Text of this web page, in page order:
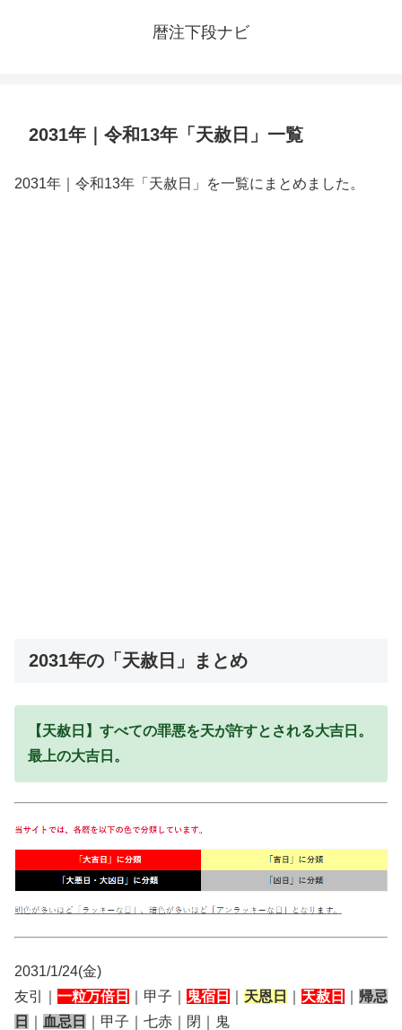
暦注下段ナビ
2031年｜令和13年「天赦日」一覧
2031年｜令和13年「天赦日」を一覧にまとめました。
2031年の「天赦日」まとめ
【天赦日】すべての罪悪を天が許すとされる大吉日。
最上の大吉日。
2031/1/24(金)
友引｜ 一粒万倍日 ｜甲子｜ 鬼宿日 天恩日 天赦日
帰忌
日
血忌日 ｜甲子｜七赤｜閉｜鬼